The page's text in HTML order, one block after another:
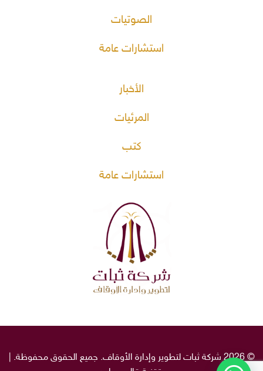
الصوتيات
استشارات عامة
الأخبار
المرئيات
كتب
استشارات عامة
© 2026 شركة ثبات لتطوير وإدارة الأوقاف. جميع الحقوق محفوظة. |